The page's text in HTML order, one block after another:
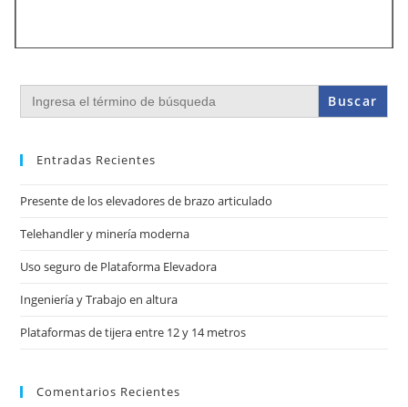
Buscar:
Entradas Recientes
Presente de los elevadores de brazo articulado
Telehandler y minería moderna
Uso seguro de Plataforma Elevadora
Ingeniería y Trabajo en altura
Plataformas de tijera entre 12 y 14 metros
Comentarios Recientes